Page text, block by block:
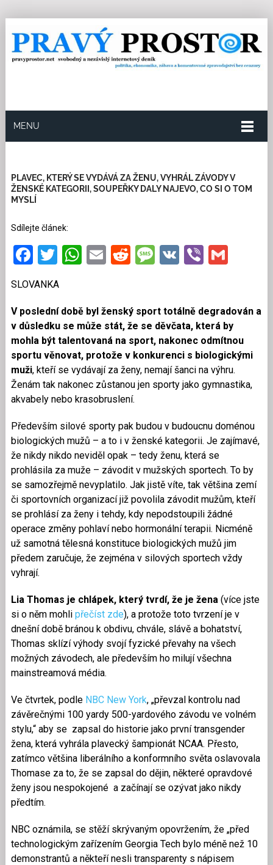
MENU
PLAVEC, KTERÝ SE VYDÁVÁ ZA ŽENU, VYHRÁL ZÁVODY V
ŽENSKÉ KATEGORII, SOUPEŘKY DALY NAJEVO, CO SI O TOM
MYSLÍ
Sdílejte článek:
Facebook
Twitter
WhatsApp
EmailRedditMessage
VKViber
SLOVANKA
V poslední době byl ženský sport totálně degradován a
v důsledku se může stát, že se děvčata, která by
mohla být talentovaná na sport, nakonec odmítnou
sportu věnovat, protože v konkurenci s biologickými
muži, kteří se vydávají za ženy, nemají šanci na výhru.
Ženám tak nakonec zůstanou jen sporty jako gymnastika,
akvabely nebo krasobruslení.
Především silové sporty pak budou v budoucnu doménou
biologických mužů – a to i v ženské kategorii. Je zajímavé,
že nikdy nikdo neviděl opak – tedy ženu, která se
prohlásila za muže – závodit v mužských sportech. To by
se samozřejmě nevyplatilo. Jak jistě víte, tak většina zemí
či sportovních organizací již povolila závodit mužům, kteří
se prohlásí za ženy i tehdy, kdy nepodstoupili žádné
operace změny pohlaví nebo hormonální terapii. Nicméně
už samotná tělesná konstituce biologických mužů jim
předem zaručuje, že zejména v silových sportech vždy
vyhrají.
Lia Thomas je chlápek, který tvrdí, že je žena (více jste
si o něm mohli přečíst zde), a protože toto tvrzení je v
dnešní době bránou k obdivu, chvále, slávě a bohatství,
Thomas sklízí výhody svojí fyzické převahy na všech
možných závodech, ale především ho milují všechna
mainstreamová média.
Ve čtvrtek, podle NBC New York, „převzal kontrolu nad
závěrečnými 100 yardy 500-yardového závodu ve volném
stylu,“ aby se zapsal do historie jako první transgender
žena, která vyhrála plavecký šampionát NCAA. Přesto,
zatímco většina liberálního a konformního světa oslavovala
Thomase za to, že se zapsal do dějin, některé opravdové
ženy jsou nespokojené a začínají se ozývat jako nikdy
předtím.
NBC oznámila, se stěží skrývaným opovržením, že „před
technologickým zařízením Georgia Tech bylo méně než 10
demonstrantů a někteří nesli transparenty s nápisem